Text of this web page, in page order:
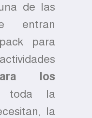
de las
entran
para
los
toda la
la